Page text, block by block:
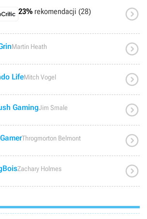
23% rekomendacji (28) 
Martin Heath 
LifeMitch Vogel 
GamingJim Smale 
Throgmorton Belmont 
Zachary Holmes 